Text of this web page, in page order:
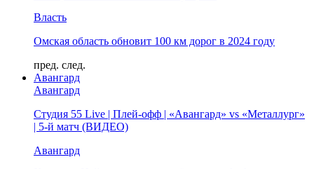
Власть
Омская область обновит 100 км дорог в 2024 году
пред. след.
Авангард
Авангард
Студия 55 Live | Плей-офф | «Авангард» vs «Металлург»
| 5-й матч (ВИДЕО)
Авангард